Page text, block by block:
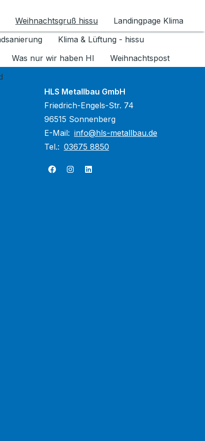
1.6.2026 umschalten
Weihnachtsgruß hissu
Landingpage Klima
Klima & Lüftung - hissu
Was nur wir haben HI
Weihnachtspost
HLS Metallbau GmbH
Friedrich-Engels-Str. 74
96515 Sonnenberg
E-Mail: info@hls-metallbau.de
Tel.: 03675 8850